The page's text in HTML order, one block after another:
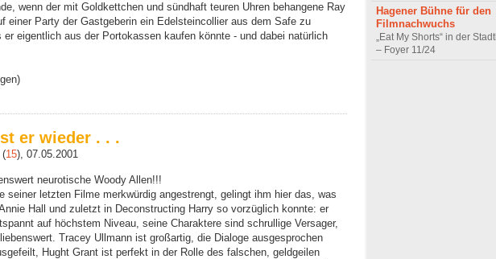
wenn der mit Goldkettchen und sündhaft teuren Uhren behangene Ray
einer Party der Gastgeberin ein Edelsteincollier aus dem Safe zu
er eigentlich aus der Portokassen kaufen könnte - und dabei natürlich
er wieder . . .
(15), 07.05.2001
neurotische Woody Allen!!!
seiner letzten Filme merkwürdig angestrengt, gelingt ihm hier das, was
Hall und zuletzt in Deconstructing Harry so vorzüglich konnte: er
auf höchstem Niveau, seine Charaktere sind schrullige Versager,
Tracey Ullmann ist großartig, die Dialoge ausgesprochen
Hught Grant ist perfekt in der Rolle des falschen, geldgeilen
Hagener Bühne für den
Filmnachwuchs
„Eat My Shorts“ in der
– Foyer 11/24